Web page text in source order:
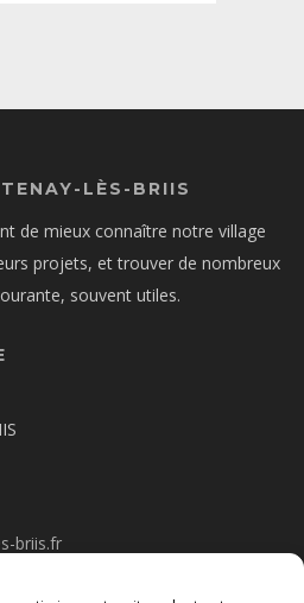
LÈS-BRIIS
de mieux connaître notre village
projets, et trouver de nombreux
souvent utiles.
briis.fr